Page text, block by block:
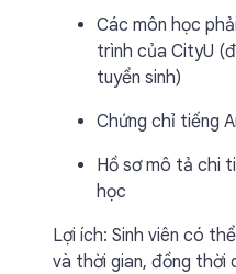
Các môn học
trình của CityU
tuyển sinh)
Chứng chỉ tiếng
Hồ sơ mô tả chi
học
Lợi ích: Sinh viên có
và thời gian, đồng thời